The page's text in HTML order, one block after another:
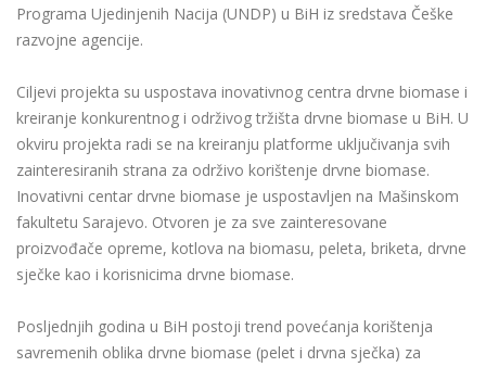
Programa Ujedinjenih Nacija (UNDP) u BiH iz sredstava Češke
razvojne agencije.
Ciljevi projekta su uspostava inovativnog centra drvne biomase i
kreiranje konkurentnog i održivog tržišta drvne biomase u BiH. U
okviru projekta radi se na kreiranju platforme uključivanja svih
zainteresiranih strana za održivo korištenje drvne biomase.
Inovativni centar drvne biomase je uspostavljen na Mašinskom
fakultetu Sarajevo. Otvoren je za sve zainteresovane
proizvođače opreme, kotlova na biomasu, peleta, briketa, drvne
sječke kao i korisnicima drvne biomase.
Posljednjih godina u BiH postoji trend povećanja korištenja
savremenih oblika drvne biomase (pelet i drvna sječka) za